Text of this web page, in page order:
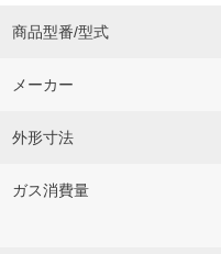
商品型番/型式
メーカー
外形寸法
ガス消費量